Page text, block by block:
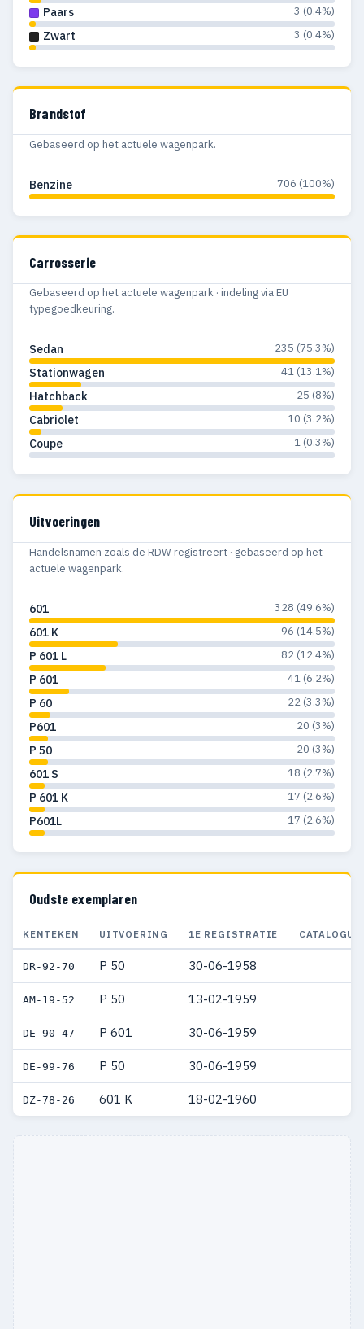
1968 40 34
1963 16 14
1961
1960 13
1958 1 1
Paars 3 (0.4%)
Zwart 3 (0.4%)
Brandstof
Gebaseerd op het actuele wagenpark.
Benzine 706 (100%)
Carrosserie
Gebaseerd op het actuele wagenpark · indeling via EU
typegoedkeuring.
Sedan 235 (75.3%)
Stationwagen 41 (13.1%)
Hatchback 25 (8%)
Cabriolet 10 (3.2%)
Coupe 1 (0.3%)
Uitvoeringen
Handelsnamen zoals de RDW registreert · gebaseerd op het
actuele wagenpark.
601 328 (49.6%)
601 K 96 (14.5%)
P 601 L 82 (12.4%)
P 601 41 (6.2%)
P 60 22 (3.3%)
P601 20 (3%)
P 50 20 (3%)
601 S 18 (2.7%)
P 601 K 17 (2.6%)
P601L 17 (2.6%)
Oudste exemplaren
KENTEKEN UITVOERING 1E REGISTRATIE
DR-92-70 P 50 30-06-1958
AM-19-52 P 50 13-02-1959
DE-90-47 P 601 30-06-1959
DE-99-76 P 50 30-06-1959
DZ-78-26 601 K 18-02-1960